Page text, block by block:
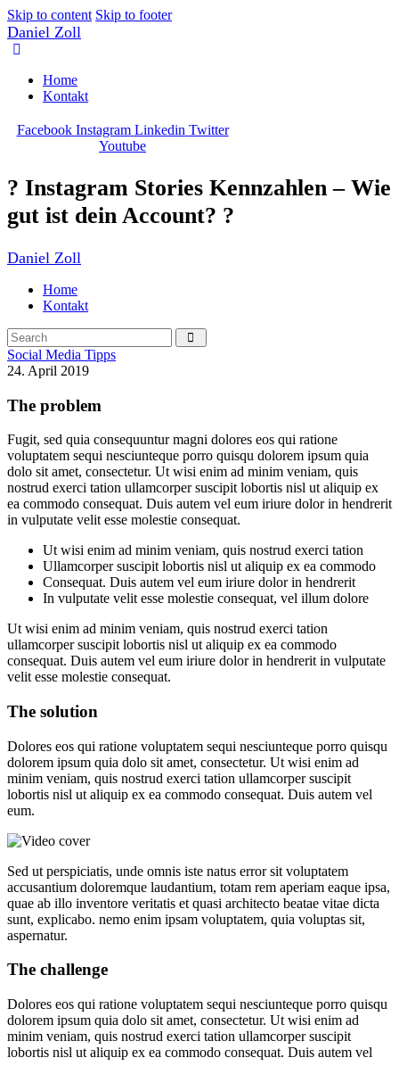
Skip to content Skip to footer
Daniel Zoll
Home
Kontakt
Facebook Instagram Linkedin Twitter
Youtube
? Instagram Stories Kennzahlen – Wie
gut ist dein Account? ?
Daniel Zoll
Home
Kontakt
Social Media Tipps
24. April 2019
The problem
Fugit, sed quia consequuntur magni dolores eos qui ratione
voluptatem sequi nesciunteque porro quisqu dolorem ipsum quia
dolo sit amet, consectetur. Ut wisi enim ad minim veniam, quis
nostrud exerci tation ullamcorper suscipit lobortis nisl ut aliquip ex
ea commodo consequat. Duis autem vel eum iriure dolor in hendrerit
in vulputate velit esse molestie consequat.
Ut wisi enim ad minim veniam, quis nostrud exerci tation
Ullamcorper suscipit lobortis nisl ut aliquip ex ea commodo
Consequat. Duis autem vel eum iriure dolor in hendrerit
In vulputate velit esse molestie consequat, vel illum dolore
Ut wisi enim ad minim veniam, quis nostrud exerci tation
ullamcorper suscipit lobortis nisl ut aliquip ex ea commodo
consequat. Duis autem vel eum iriure dolor in hendrerit in vulputate
velit esse molestie consequat.
The solution
Dolores eos qui ratione voluptatem sequi nesciunteque porro quisqu
dolorem ipsum quia dolo sit amet, consectetur. Ut wisi enim ad
minim veniam, quis nostrud exerci tation ullamcorper suscipit
lobortis nisl ut aliquip ex ea commodo consequat. Duis autem vel
eum.
Sed ut perspiciatis, unde omnis iste natus error sit voluptatem
accusantium doloremque laudantium, totam rem aperiam eaque ipsa,
quae ab illo inventore veritatis et quasi architecto beatae vitae dicta
sunt, explicabo. nemo enim ipsam voluptatem, quia voluptas sit,
aspernatur.
The challenge
Dolores eos qui ratione voluptatem sequi nesciunteque porro quisqu
dolorem ipsum quia dolo sit amet, consectetur. Ut wisi enim ad
minim veniam, quis nostrud exerci tation ullamcorper suscipit
lobortis nisl ut aliquip ex ea commodo consequat. Duis autem vel